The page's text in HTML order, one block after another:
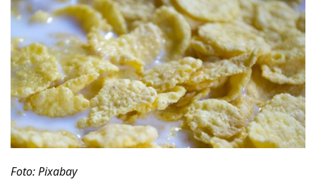
Foto: Pixabay